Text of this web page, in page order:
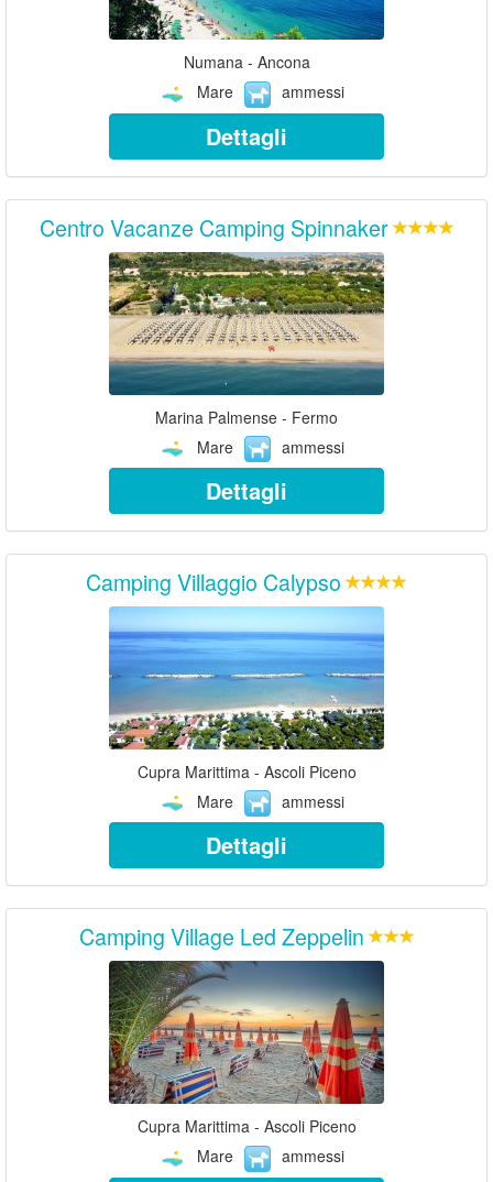
Numana - Ancona
Mare
ammessi
Dettagli
Centro Vacanze Camping Spinnaker
Marina Palmense - Fermo
Mare
ammessi
Dettagli
Camping Villaggio Calypso
Cupra Marittima - Ascoli Piceno
Mare
ammessi
Dettagli
Camping Village Led Zeppelin
Cupra Marittima - Ascoli Piceno
Mare
ammessi